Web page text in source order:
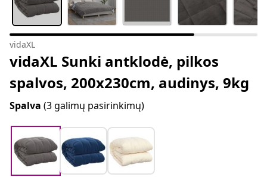
vidaXL
vidaXL Sunki antklodė, pilkos
spalvos, 200x230cm, audinys, 9kg
Spalva (3 galimų pasirinkimų)